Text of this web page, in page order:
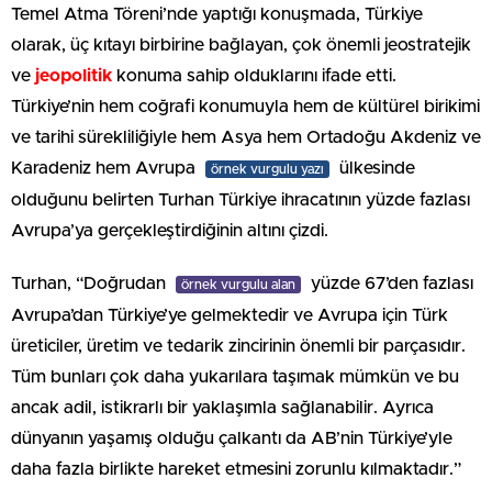
Temel Atma Töreni’nde yaptığı konuşmada, Türkiye
olarak, üç kıtayı birbirine bağlayan, çok önemli jeostratejik
ve jeopolitik konuma sahip olduklarını ifade etti.
Türkiye’nin hem coğrafi konumuyla hem de kültürel birikimi
ve tarihi sürekliliğiyle hem Asya hem Ortadoğu Akdeniz ve
Karadeniz hem Avrupa
örnek vurgulu yazı
ülkesinde
olduğunu belirten Turhan Türkiye ihracatının yüzde fazlası
Avrupa’ya gerçekleştirdiğinin altını çizdi.
Turhan, “Doğrudan örnek vurgulu alan
yüzde 67’den fazlası
Avrupa’dan Türkiye’ye gelmektedir ve Avrupa için Türk
üreticiler, üretim ve tedarik zincirinin önemli bir parçasıdır.
Tüm bunları çok daha yukarılara taşımak mümkün ve bu
ancak adil, istikrarlı bir yaklaşımla sağlanabilir. Ayrıca
dünyanın yaşamış olduğu çalkantı da AB’nin Türkiye’yle
daha fazla birlikte hareket etmesini zorunlu kılmaktadır.”